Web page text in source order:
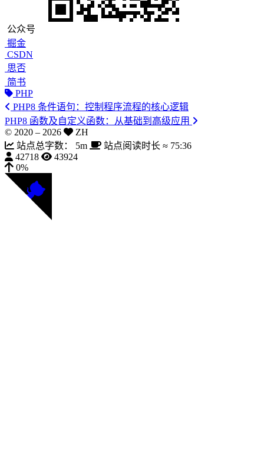
公众号
掘金
CSDN
思否
简书
PHP
PHP8 条件语句：控制程序流程的核心逻辑
PHP8 函数及自定义函数：从基础到高级应用
© 2020 – 2026
ZH
站点总字数：
5m 站点阅读时长 ≈ 75:36
42718
43924
0%